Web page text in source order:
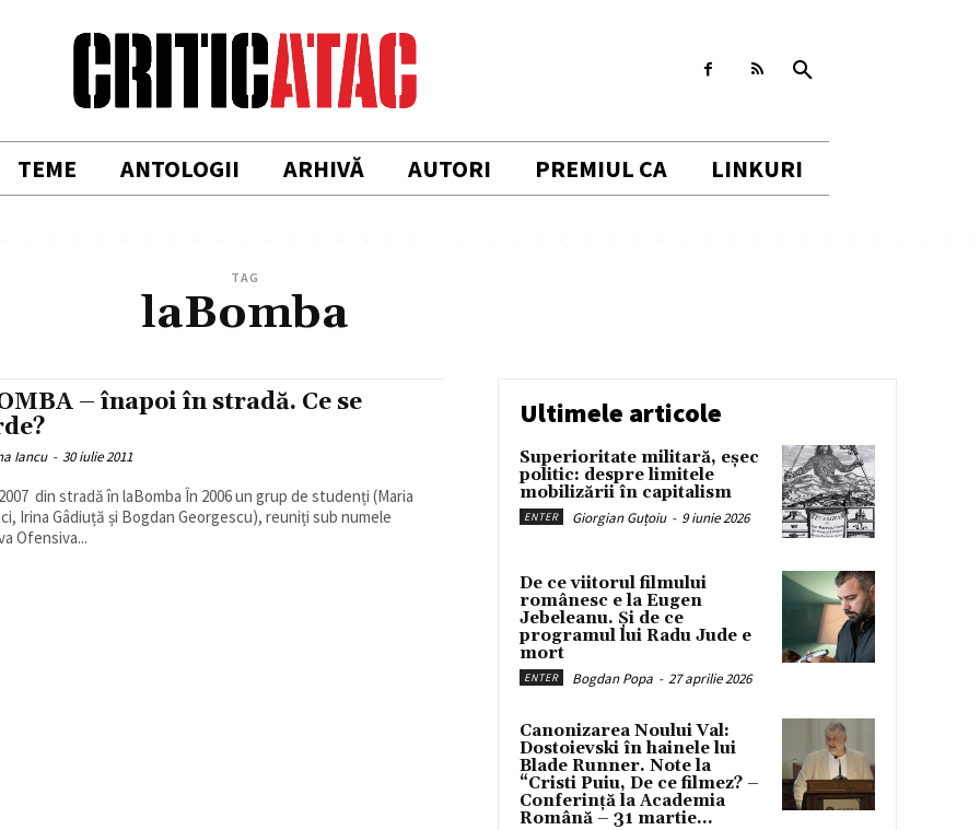
TEME ANTOLOGII ARHIVĂ AUTORI PREMIUL CA LINKURI
TAG
laBomba
– înapoi în stradă. Ce se
Iancu - 30 iulie 2011
stradă în laBomba În 2006 un grup de studenți (Maria
Irina Gâdiuță și Bogdan Georgescu), reuniți sub numele
Ofensiva...
Ultimele articole
Superioritate militară, eșec
politic: despre limitele
mobilizării în capitalism
ENTER Giorgian Guțoiu - 9 iunie 2026
De ce viitorul filmului
românesc e la Eugen
Jebeleanu. Și de ce
programul lui Radu Jude e
mort
ENTER Bogdan Popa - 27 aprilie 2026
Canonizarea Noului Val:
Dostoievski în hainele lui
Blade Runner. Note la
“Cristi Puiu, De ce filmez? –
Conferință la Academia
Română – 31 martie...